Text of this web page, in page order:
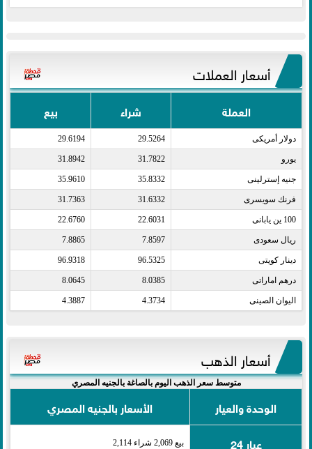
أسعار العملات
العملة شراء بيع
دولار أمريكى​ 29.5264
29.6194
يورو​ 31.7822
31.8942
جنيه إسترلينى​ 35.8332
35.9610
فرنك سويسرى​ 31.6332
31.7363
100 ين يابانى​ 22.6031
22.6760
ريال سعودى​ 7.8597
7.8865
دينار كويتى​ 96.5325
96.9318
درهم اماراتى​ 8.0385
8.0645
اليوان الصينى​ 4.3734
4.3887
أسعار الذهب
متوسط سعر الذهب اليوم بالصاغة بالجنيه المصري
الوحدة والعيار
الأسعار بالجنيه المصري
عيار 24
بيع 2,069 شراء 2,114